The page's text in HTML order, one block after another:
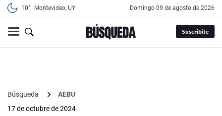
10° Montevideo, UY domingo 09 de agosto de 2026
Suscribite
Búsqueda
AEBU
17 de octubre de 2024